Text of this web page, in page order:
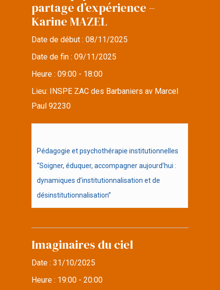
partage d’expérience –
Karine MAZEL
Date de début :08/11/2025
Date de fin :09/11/2025
Heure :09:00 - 18:00
Lieu:
INSPE ZAC des Barbaniers av Marcel
Paul 92230
Pédagogie et psychothérapie institutionnelles
“Soigner, éduquer, accompagner aujourd’hui :
dynamiques d’institutionnalisation et de
désinstitutionnalisation”
Imaginaires du ciel
Date :31/10/2025
Heure : 19:00 - 20:00